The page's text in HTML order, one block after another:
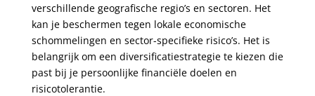
verschillende geografische regio’s en sectoren. Het
kan je beschermen tegen lokale economische
schommelingen en sector-specifieke risico’s. Het is
belangrijk om een diversificatiestrategie te kiezen die
past bij je persoonlijke financiële doelen en
risicotolerantie.